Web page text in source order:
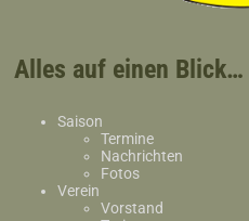
Alles auf einen Blick…
Saison
Termine
Nachrichten
Fotos
Verein
Vorstand